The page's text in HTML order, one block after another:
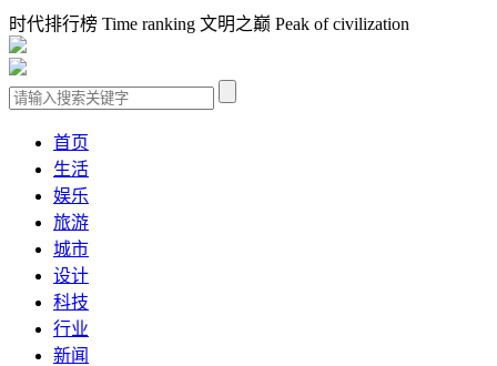
时代排行榜 Time ranking 文明之巅 Peak of civilization
首页
生活
娱乐
旅游
城市
设计
科技
行业
新闻